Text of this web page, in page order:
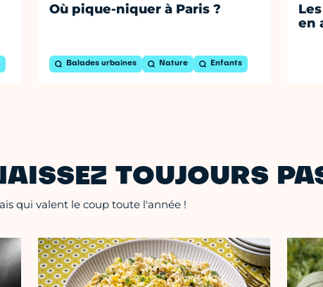
Où pique-niquer à Paris ?
Balades urbaines Nature Enfants
en
TOUJOURS
qui valent le coup toute l'année !